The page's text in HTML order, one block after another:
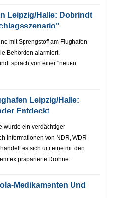
Leipzig/Halle: Dobrindt
mit Sprengstoff am Flughafen
Behörden alarmiert.
sprach von einer "neuen
Leipzig/Halle:
Entdeckt
wurde ein verdächtiger
Informationen von NDR, WDR
es sich um eine mit den
präparierte Drohne.
Medikamenten Und